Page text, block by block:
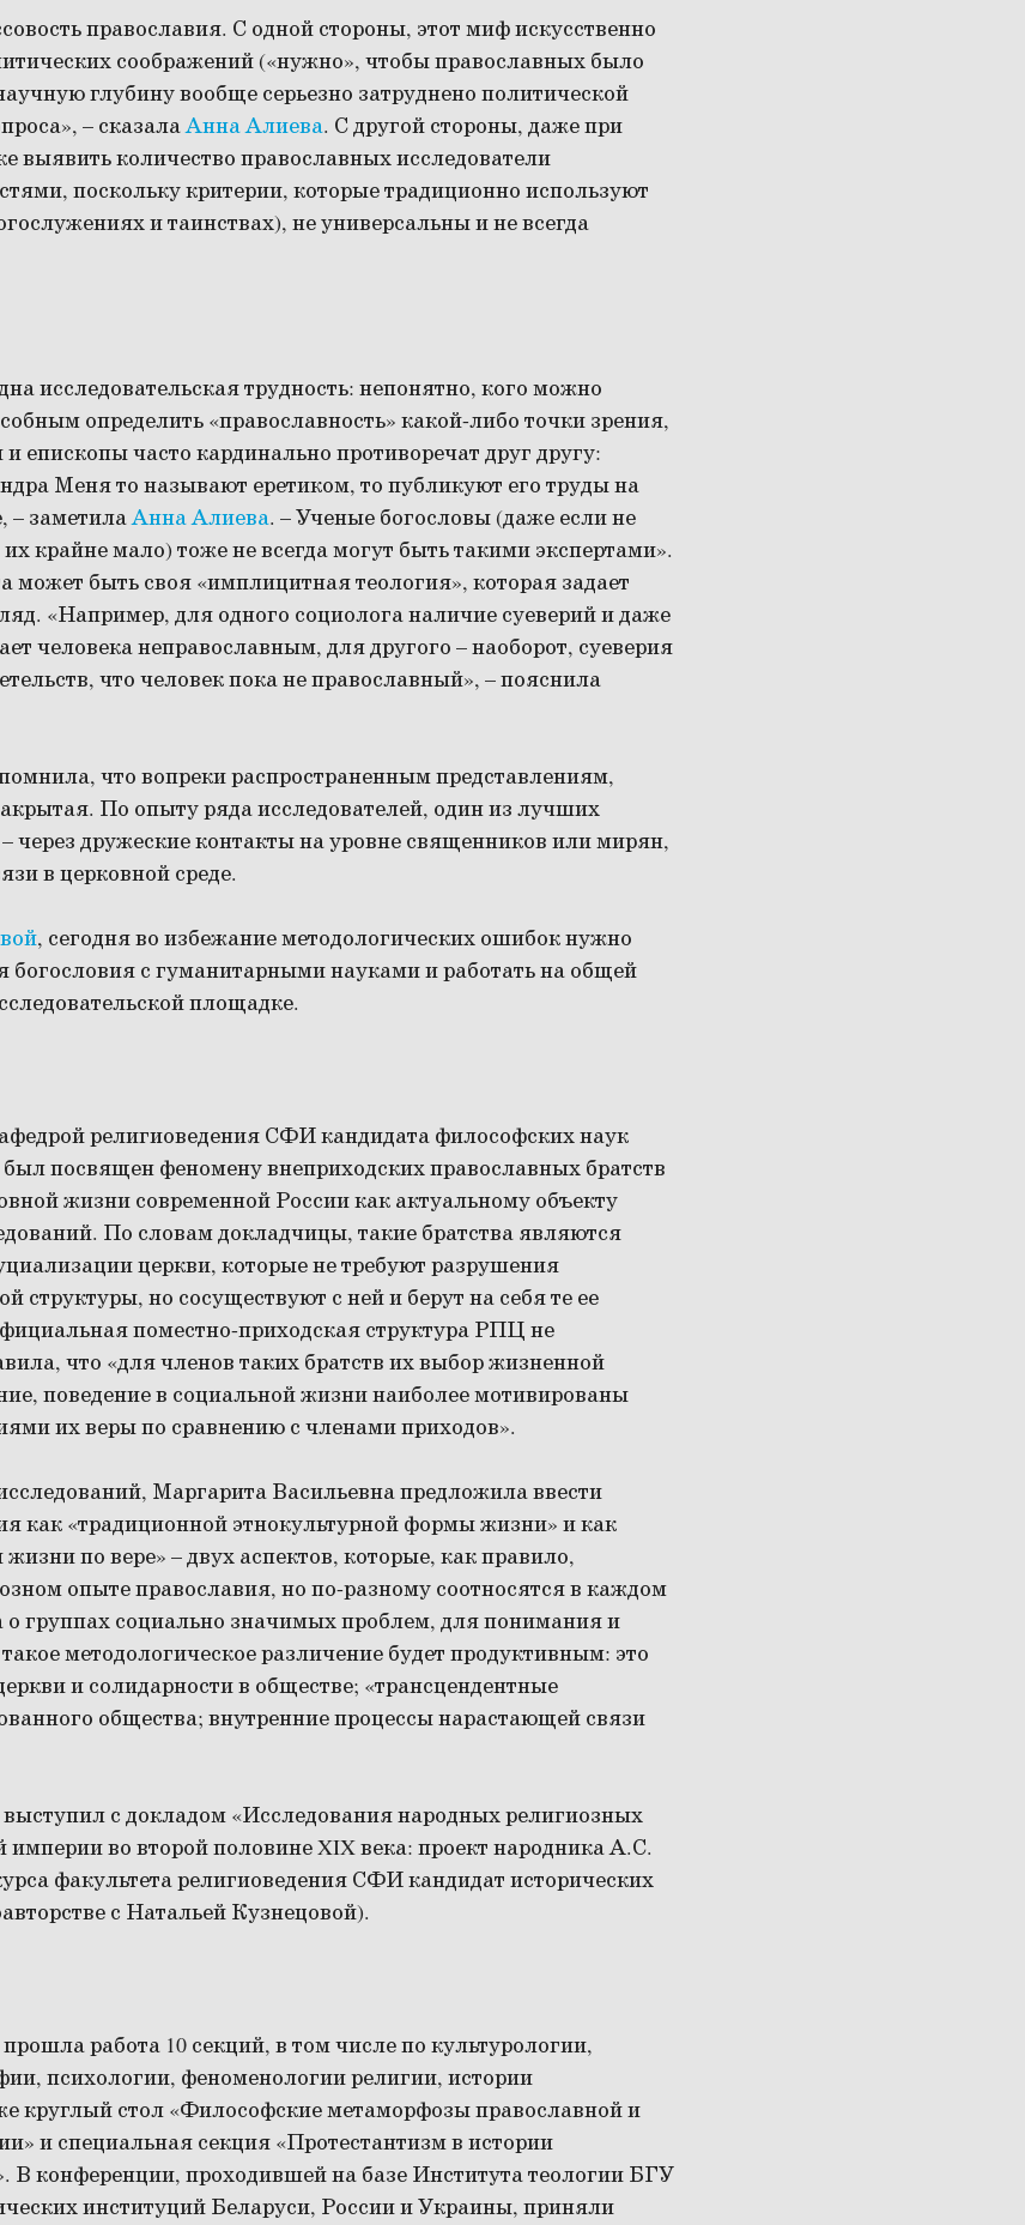
православия. С одной стороны, этот миф искусственно
соображений («нужно», чтобы православных было
глубину вообще серьезно затруднено политической
– сказалаАнна Алиева. С другой стороны, даже при
выявить количество православных исследователи
поскольку критерии, которые традиционно используют
и таинствах), не универсальны и не всегда
исследовательская трудность: непонятно, кого можно
определить «православность» какой-либо точки зрения,
епископы часто кардинально противоречат друг другу:
Меня то называют еретиком, то публикуют его труды на
– заметилаАнна Алиева. – Ученые богословы (даже если не
крайне мало) тоже не всегда могут быть такими экспертами».
может быть своя «имплицитная теология», которая задает
«Например, для одного социолога наличие суеверий и даже
человека неправославным, для другого – наоборот, суеверия
что человек пока не православный», – пояснила
что вопреки распространенным представлениям,
По опыту ряда исследователей, один из лучших
– через дружеские контакты на уровне священников или мирян,
в церковной среде.
, сегодня во избежание методологических ошибок нужно
богословия с гуманитарными науками и работать на общей
площадке.
религиоведения СФИ кандидата философских наук
был посвящен феномену внеприходских православных братств
жизни современной России как актуальному объекту
По словам докладчицы, такие братства являются
церкви, которые не требуют разрушения
структуры, но сосуществуют с ней и берут на себя те ее
поместно-приходская структура РПЦ не
что «для членов таких братств их выбор жизненной
поведение в социальной жизни наиболее мотивированы
их веры по сравнению с членами приходов».
Маргарита Васильевна предложила ввести
как «традиционной этнокультурной формы жизни» и как
по вере» – двух аспектов, которые, как правило,
опыте православия, но по-разному соотносятся в каждом
о группах социально значимых проблем, для понимания и
методологическое различение будет продуктивным: это
и солидарности в обществе; «трансцендентные
общества; внутренние процессы нарастающей связи
с докладом «Исследования народных религиозных
во второй половине XIX века: проект народника А.С.
факультета религиоведения СФИ кандидат исторических
с Натальей Кузнецовой).
работа 10 секций, в том числе по культурологии,
психологии, феноменологии религии, истории
круглый стол «Философские метаморфозы православной и
и специальная секция «Протестантизм в истории
В конференции, проходившей на базе Института теологии БГУ
институций Беларуси, России и Украины, приняли